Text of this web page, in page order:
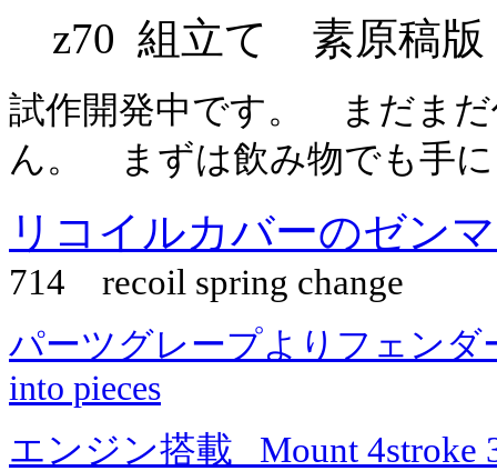
z70 組立て 素原稿版
試作開発中です。 まだま
ん。 まずは飲み物でも手
リコイルカバーのゼン
714 recoil spring change
パーツグレープよりフェンダ
into pieces
エンジン搭載 Mount 4stroke